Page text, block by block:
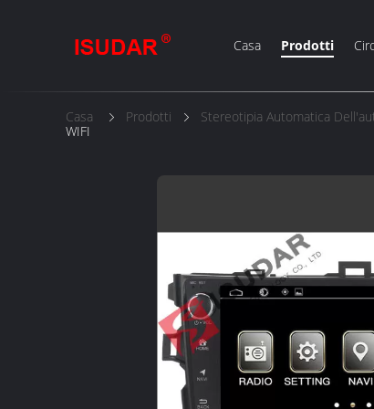
Casa Prodotti
Casa Prodotti Stereotipia Automatica
WIFI